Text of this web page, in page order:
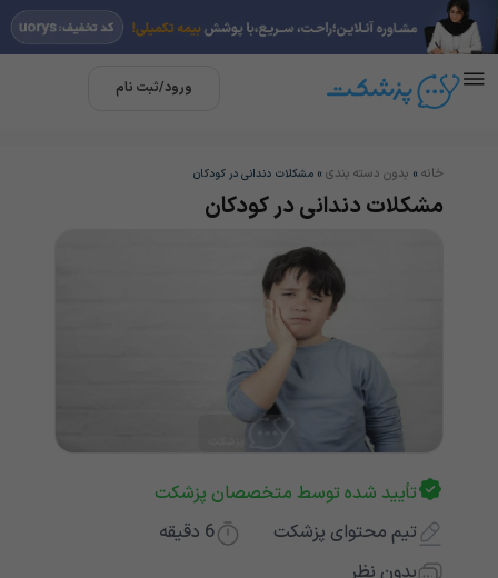
ورود/ثبت نام
خانه » بدون دسته بندی » مشکلات دندانی در کودکان
مشکلات دندانی در کودکان
تأیید شده توسط متخصصان پزشکت
تیم محتوای پزشکت
6 دقیقه
بدون نظر